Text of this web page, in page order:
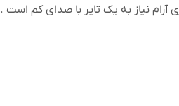
نیاز به یک تایر با صدای کم است .